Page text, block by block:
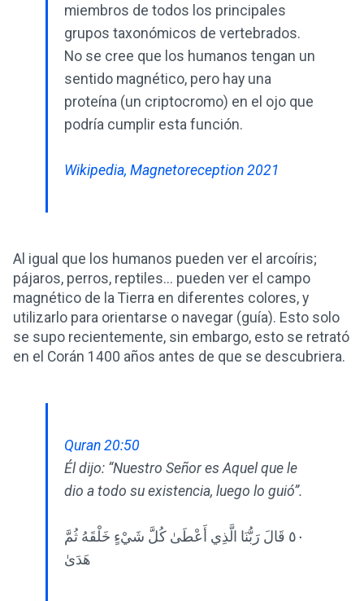
miembros de todos los principales
grupos taxonómicos de vertebrados.
No se cree que los humanos tengan un
sentido magnético, pero hay una
proteína (un criptocromo) en el ojo que
podría cumplir esta función.
Wikipedia, Magnetoreception 2021
Al igual que los humanos pueden ver el arcoíris;
pájaros, perros, reptiles... pueden ver el campo
magnético de la Tierra en diferentes colores, y
utilizarlo para orientarse o navegar (guía). Esto solo
se supo recientemente, sin embargo, esto se retrató
en el Corán 1400 años antes de que se descubriera.
Quran 20:50
Él dijo: “Nuestro Señor es Aquel que le
dio a todo su existencia, luego lo guió”.
٥٠ قَالَ رَبُّنَا الَّذِي أَعْطَىٰ كُلَّ شَيْءٍ خَلْقَهُ ثُمَّ
هَدَىٰ